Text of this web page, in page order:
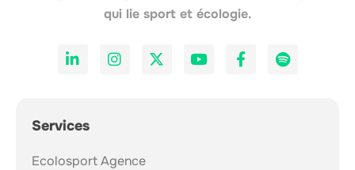
qui lie sport et écologie.
Services
Ecolosport Agence